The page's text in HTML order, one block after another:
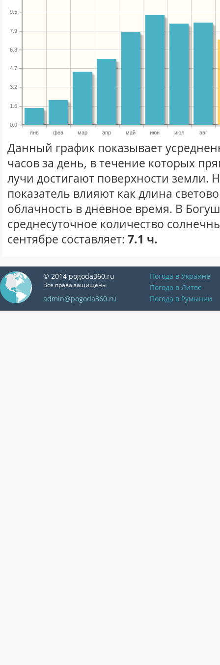
янв фев мар апр май июн июл авг
0.0
1.6
3.2
4.7
6.3
7.9
9.5
Данный график показывает
часов за день, в течение которых
лучи достигают поверхности земли.
показатель влияют как длина
облачность в дневное время. В
среднесуточное количество
сентябре составляет: 7.1 ч.
© 2014 pogoda360.ru
Все права защищены
admin@pogoda360.ru
Погода в Украине
Погода в Литве
Погода в Румынии